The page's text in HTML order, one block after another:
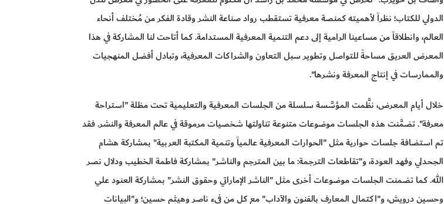
الدولي للكتاب؛ نظراً لأهميته كمنصة معرفية تستقطب رواد صناعة النشر وقادة الفكر من مُختلف أنحاء
العالم، وانطلاقاً من مساعينا الرامية إلى دعم التنمية المعرفية المستدامة. كما أتاحت لنا المشاركة في هذا
المعرض العريق مساحةً للتواصل وتطوير سبل التعاون والشراكات المعرفية، وتبادل أفضل المنهجيات
والممارسات في إنتاج المعرفة ونشرها".
خلال أيام المعرض، نظَّمت المؤسَّسة سلسلة من الجلسات المعرفية والتعليمية تحت مظلة "استراحة
معرفة". تضمَّنت هذه الجلسات موضوعات متنوعة تناولتها شخصيات مرموقة في عالم المعرفة والنشر. فقد
تم استضافة جلسات حوارية مثل "الحوارات المعرفية عالمياً وتنمية المكتبة العربية" بمشاركة هشام
الجحدلي وفهد العودة، و"تقاطعات الترجمة: ما بين المترجم والناشر" بمشاركة فاطمة الخطيب ودلال نصر
الله. كما تضمنت الجلسات موضوعات أخرى مثل "الناشر الإماراتي وحقوق النشر" بمشاركة العنود علي
وحسين درويش، و"اكتمال المعارف بالفنون والآداب" مع كل من فيء ناصر وهيثم حسين؛ و"البيانات